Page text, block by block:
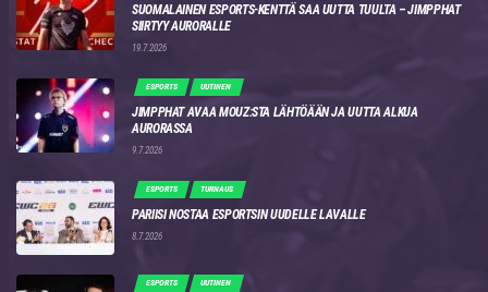
SUOMALAINEN ESPORTS-KENTTÄ SAA UUTTA TUULTA – JIMPPHAT
SIIRTYY AURORALLE
19.7.2026
ESPORTS UUTINEN
JIMPPHAT AVAA MOUZ:STA LÄHTÖÄÄN JA UUTTA ALKUA
AURORASSA
9.7.2026
ESPORTS TURNAUS
PARIISI NOSTAA ESPORTSIN UUDELLE LAVALLE
8.7.2026
ESPORTS UUTINEN